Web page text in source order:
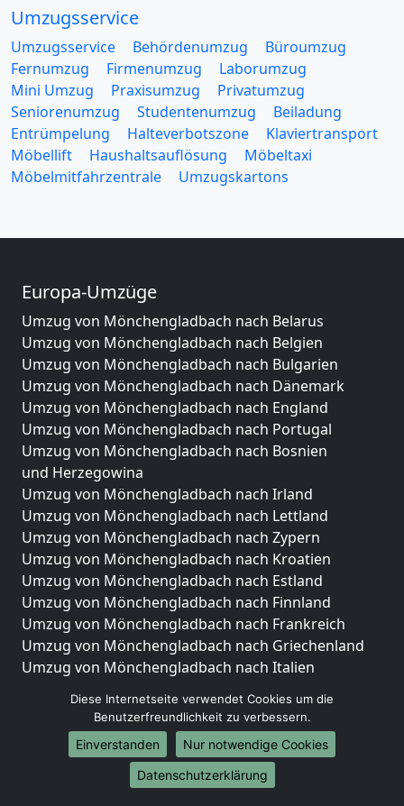
Umzugsservice
Umzugsservice Behördenumzug
Büroumzug
Fernumzug
Firmenumzug
Laborumzug
Mini Umzug
Praxisumzug
Privatumzug
Seniorenumzug
Studentenumzug
Beiladung
Entrümpelung
Halteverbotszone
Klaviertransport
Möbellift
Haushaltsauflösung
Möbeltaxi
Möbelmitfahrzentrale
Umzugskartons
Europa-Umzüge
Umzug von Mönchengladbach nach Belarus
Umzug von Mönchengladbach nach Belgien
Umzug von Mönchengladbach nach Bulgarien
Umzug von Mönchengladbach nach Dänemark
Umzug von Mönchengladbach nach England
Umzug von Mönchengladbach nach Portugal
Umzug von Mönchengladbach nach Bosnien
und Herzegowina
Umzug von Mönchengladbach nach Irland
Umzug von Mönchengladbach nach Lettland
Umzug von Mönchengladbach nach Zypern
Umzug von Mönchengladbach nach Kroatien
Umzug von Mönchengladbach nach Estland
Umzug von Mönchengladbach nach Finnland
Umzug von Mönchengladbach nach Frankreich
Umzug von Mönchengladbach nach Griechenland
Umzug von Mönchengladbach nach Italien
Umzug von Mönchengladbach nach Luxemburg
Umzug von Mönchengladbach nach Niederlande
Umzug von Mönchengladbach nach Norwegen
Umzüge-Deutschlandweit
Diese Internetseite verwendet Cookies um die
Benutzerfreundlichkeit zu verbessern.
Einverstanden
Nur notwendige Cookies
Datenschutzerklärung